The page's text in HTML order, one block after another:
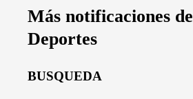
Más notificaciones de
Deportes
BUSQUEDA